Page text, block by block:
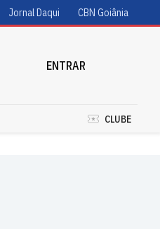
Jornal Daqui CBN Goiânia
ENTRAR
CLUBE